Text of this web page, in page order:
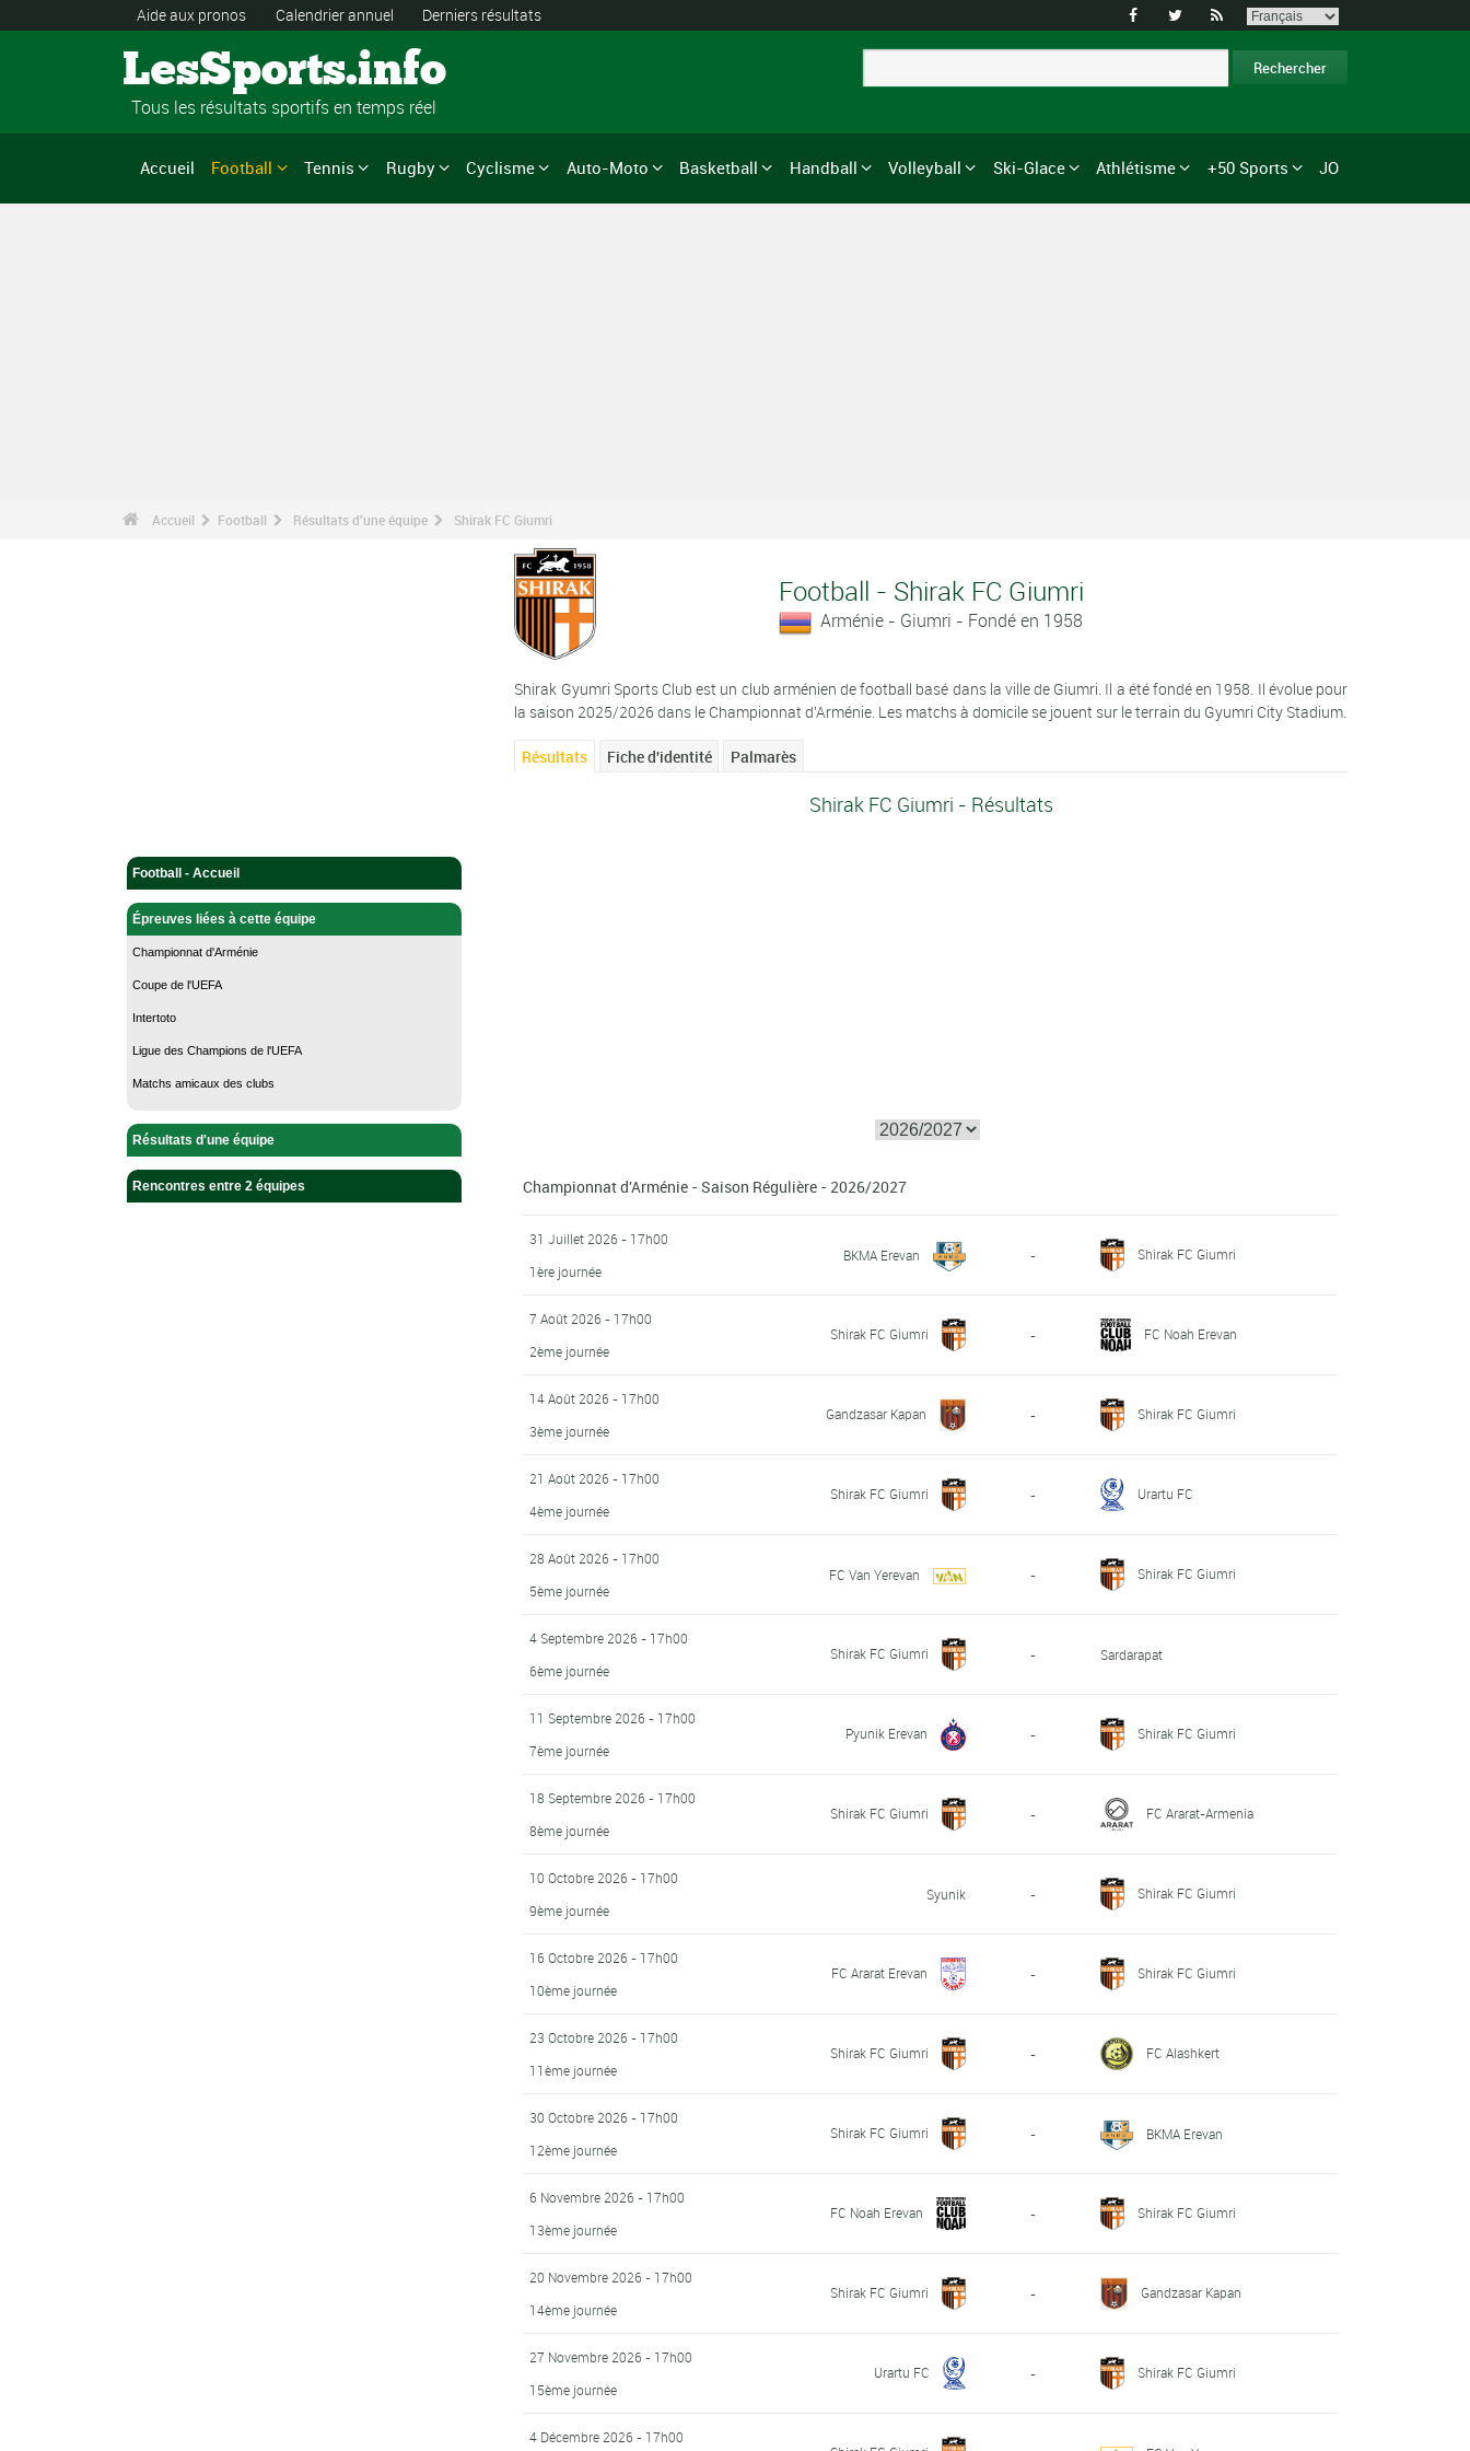
Aide aux pronos Calendrier annuel Derniers résultats   
LesSports.info
Tous les résultats sportifs en temps réel
Accueil Football Tennis Rugby Cyclisme Auto-Moto Basketball Handball Volleyball Ski-Glace Athlétisme +50 Sports JO
Accueil Football Résultats d'une équipe Shirak FC Giumri
Football - Accueil
Épreuves liées à cette équipe
Championnat d'Arménie
Coupe de l'UEFA
Intertoto
Ligue des Champions de l'UEFA
Matchs amicaux des clubs
Résultats d'une équipe
Rencontres entre 2 équipes
Football - Shirak FC Giumri
Arménie - Giumri - Fondé en 1958
Shirak Gyumri Sports Club est un club arménien de football basé dans la ville de Giumri. Il a été fondé en 1958. Il évolue pour
la saison 2025/2026 dans le Championnat d'Arménie. Les matchs à domicile se jouent sur le terrain du Gyumri City Stadium.
Résultats Fiche d'identité Palmarès
Shirak FC Giumri - Résultats
Championnat d'Arménie - Saison Régulière - 2026/2027
31 Juillet 2026 - 17h00
1ère journée
BKMA Erevan - Shirak FC Giumri
7 Août 2026 - 17h00
2ème journée
Shirak FC Giumri - FC Noah Erevan
14 Août 2026 - 17h00
3ème journée
Gandzasar Kapan - Shirak FC Giumri
21 Août 2026 - 17h00
4ème journée
Shirak FC Giumri - Urartu FC
28 Août 2026 - 17h00
5ème journée
FC Van Yerevan - Shirak FC Giumri
4 Septembre 2026 - 17h00
6ème journée
Shirak FC Giumri - Sardarapat
11 Septembre 2026 - 17h00
7ème journée
Pyunik Erevan - Shirak FC Giumri
18 Septembre 2026 - 17h00
8ème journée
Shirak FC Giumri - FC Ararat-Armenia
10 Octobre 2026 - 17h00
9ème journée
Syunik - Shirak FC Giumri
16 Octobre 2026 - 17h00
10ème journée
FC Ararat Erevan - Shirak FC Giumri
23 Octobre 2026 - 17h00
11ème journée
Shirak FC Giumri - FC Alashkert
30 Octobre 2026 - 17h00
12ème journée
Shirak FC Giumri - BKMA Erevan
6 Novembre 2026 - 17h00
13ème journée
FC Noah Erevan - Shirak FC Giumri
20 Novembre 2026 - 17h00
14ème journée
Shirak FC Giumri - Gandzasar Kapan
27 Novembre 2026 - 17h00
15ème journée
Urartu FC - Shirak FC Giumri
4 Décembre 2026 - 17h00